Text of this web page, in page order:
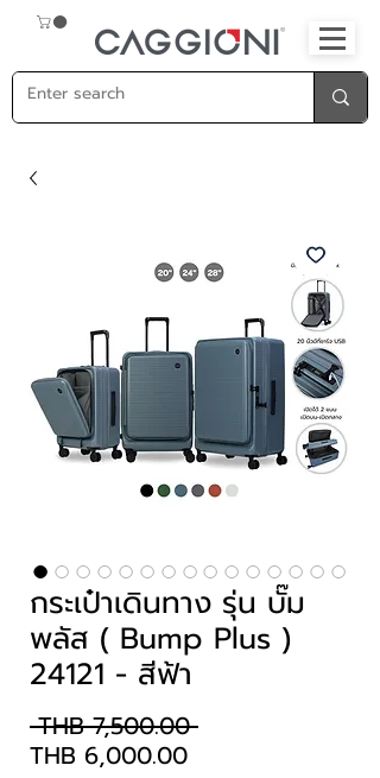
กระเป๋าเดินทาง รุ่น บั๊ม
พลัส ( Bump Plus )
24121 - สีฟ้า
THB 7,500.00 Regular
THB 6,000.00Sale